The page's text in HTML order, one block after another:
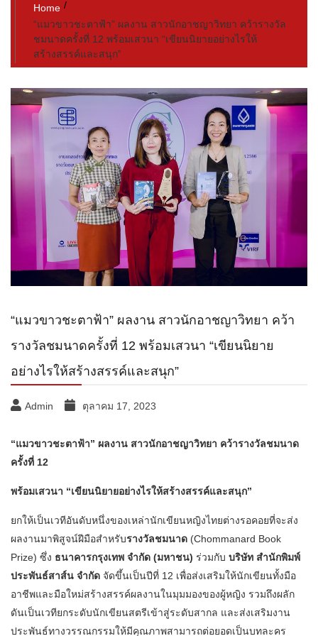
Home
“แมวขาวชะตาฟ้า” ผลงาน สาวนักอาชญาวิทยา คว้ารางวัล
ชมนาดครั้งที่ 12 พร้อมเสวนา “เขียนนิยายอย่างไรให้
สร้างสรรค์และสนุก”
“แมวขาวชะตาฟ้า” ผลงาน สาวนักอาชญาวิทยา คว้า
รางวัลชมนาดครั้งที่ 12 พร้อมเสวนา “เขียนนิยาย
อย่างไรให้สร้างสรรค์และสนุก”
Admin ตุลาคม 17, 2023
“แมวขาวชะตาฟ้า” ผลงาน สาวนักอาชญาวิทยา คว้ารางวัลชมนาด
ครั้งที่ 12
พร้อมเสวนา “เขียนนิยายอย่างไรให้สร้างสรรค์และสนุก”
ยกให้เป็นเวทีอันดับหนึ่งของเหล่านักเขียนหญิงไทยต่างรอคอยที่จะส่ง
ผลงานมาพิสูจน์ฝีมือสำหรับรางวัลชมนาด (Chommanard Book
Prize) ซึ่ง ธนาคารกรุงเทพ จำกัด (มหาชน) ร่วมกับ บริษัท สำนักพิมพ์
ประพันธ์สาส์น จำกัด จัดขึ้นเป็นปีที่ 12 เพื่อส่งเสริมให้นักเขียนทั้งมือ
อาชีพและมือใหม่สร้างสรรค์ผลงานในมุมมองของผู้หญิง รวมถึงผลัก
ดันเป็นเวทียกระดับนักเขียนสตรีเข้าสู่ระดับสากล และส่งเสริมงาน
ประพันธ์ทางวรรณกรรมให้มีคุณภาพสามารถต่อยอดเป็นบทละคร